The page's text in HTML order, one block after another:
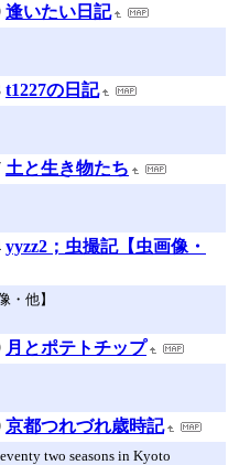
逢いたい日記
t1227の日記
土と生き物たち
yyzz2；虫撮記【虫画像・
・他】
月とポテトチップ
京都つれづれ歳時記
two seasons in Kyoto